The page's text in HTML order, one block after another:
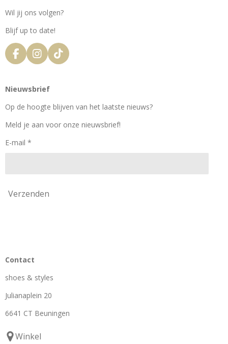
Wil jij ons volgen?
Blijf up to date!
F
a
e
o
k
I
n
t
g
a
T
i
k
Nieuwsbrief
Op de hoogte blijven van het laatste nieuws?
Meld je aan voor onze nieuwsbrief!
E-mail *
Verzenden
Contact
shoes & styles
Julianaplein 20
6641 CT Beuningen
Winkel